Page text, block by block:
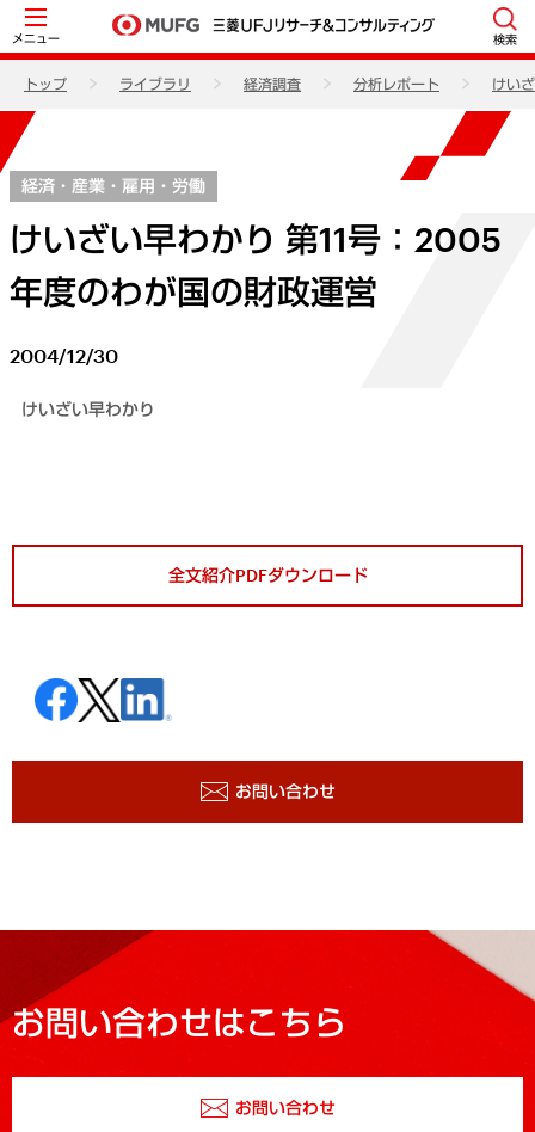
メニュー 検索
トップ ライブラリ 経済調査 分析レポート けい
経済・産業・雇用・労働
けいざい早わかり 第11号：2005
年度のわが国の財政運営
2004/12/30
けいざい早わかり
全文紹介PDFダウンロード
お問い合わせ
お問い合わせはこちら
お問い合わせ